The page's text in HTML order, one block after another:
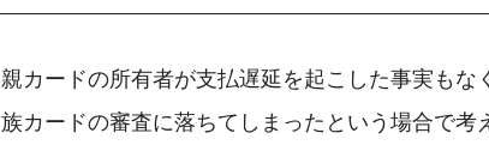
親カードの所有者が支払遅延を起こした事実も
族カードの審査に落ちてしまったという場合で